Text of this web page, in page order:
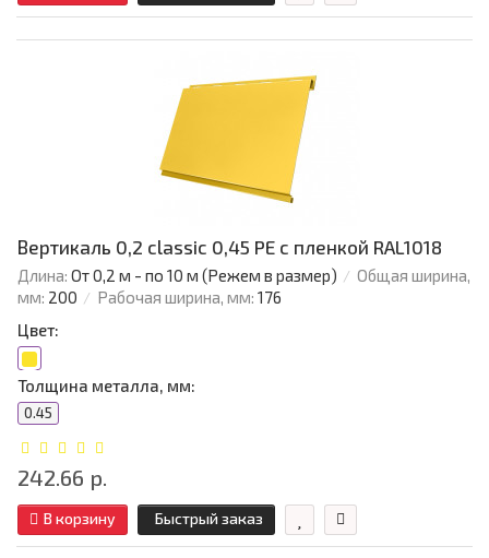
Вертикаль 0,2 classic 0,45 PE с пленкой RAL1018
Длина: От 0,2 м - по 10 м (Режем в размер)
Общая ширина,
мм: 200 Рабочая ширина, мм: 176
Цвет:
Толщина металла, мм:
0.45
242.66 р.
В корзину Быстрый заказ